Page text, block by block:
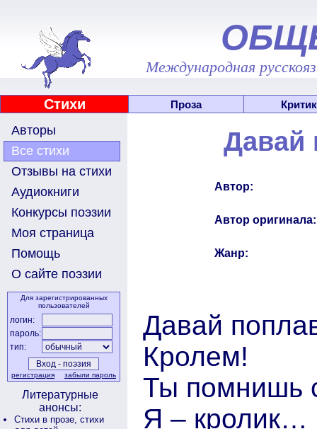
Международная
Стихи Проза
Авторы
Все стихи
Отзывы на стихи
Аудиокниги
Конкурсы поэзии
Моя страница
Помощь
О сайте поэзии
Для зарегистрированных
пользователей
логин:
пароль:
тип:
регистрация забыли пароль
Литературные
анонсы:
Стихи в прозе, стихи
Давай
Автор:
Автор оригинала:
Жанр:
Давай
Кролем!
Ты помнишь
Я – кролик…